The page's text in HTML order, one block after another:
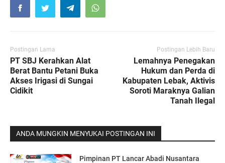
Postingan Lama
PT SBJ Kerahkan Alat
Berat Bantu Petani Buka
Akses Irigasi di Sungai
Cidikit
Postingan Lebih Baru
Lemahnya Penegakan
Hukum dan Perda di
Kabupaten Lebak, Aktivis
Soroti Maraknya Galian
Tanah Ilegal
ANDA MUNGKIN MENYUKAI POSTINGAN INI
Pimpinan PT Lancar Abadi Nusantara